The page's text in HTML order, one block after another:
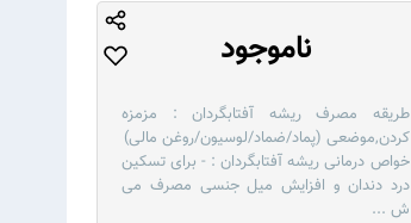
ناموجود
طریقه مصرف ریشه آفتابگردان : مزمزه
کردن,موضعی (پماد/ضماد/لوسیون/روغن مالی)
خواص درمانی ریشه آفتابگردان : - برای تسکین
درد دندان و افزایش میل جنسی مصرف می
ش ...